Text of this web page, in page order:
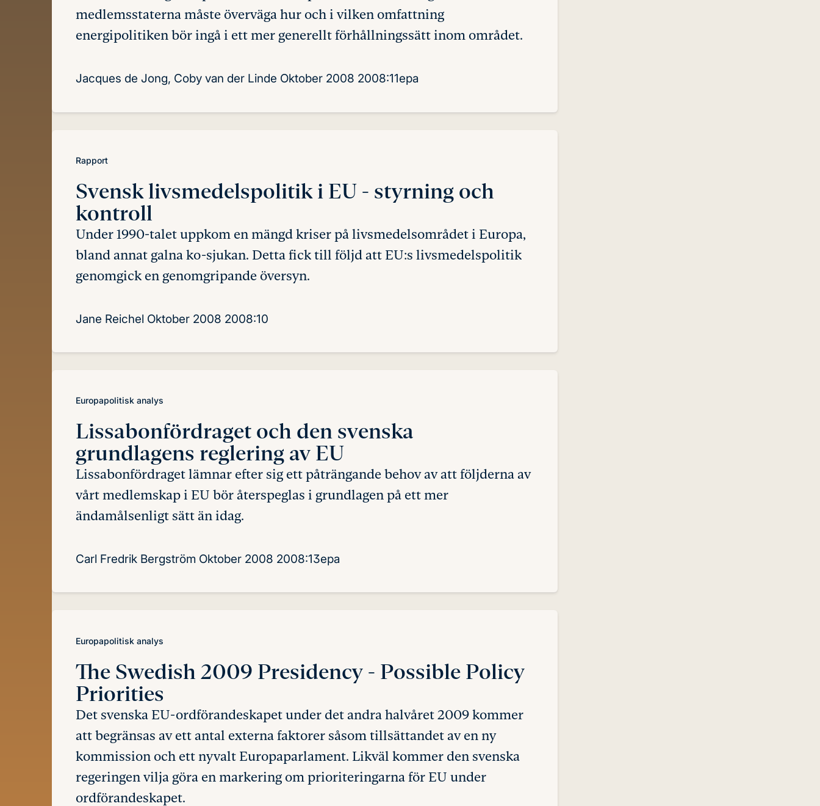
medlemsstaterna måste överväga hur och i vilken omfattning
energipolitiken bör ingå i ett mer generellt förhållningssätt inom området.
Jacques de Jong, Coby van der Linde Oktober 2008 2008:11epa
Rapport
Svensk livsmedelspolitik i EU - styrning och
kontroll
Under 1990-talet uppkom en mängd kriser på livsmedelsområdet i Europa,
bland annat galna ko-sjukan. Detta fick till följd att EU:s livsmedelspolitik
genomgick en genomgripande översyn.
Jane Reichel Oktober 2008 2008:10
Europapolitisk analys
Lissabonfördraget och den svenska
grundlagens reglering av EU
Lissabonfördraget lämnar efter sig ett påträngande behov av att följderna av
vårt medlemskap i EU bör återspeglas i grundlagen på ett mer
ändamålsenligt sätt än idag.
Carl Fredrik Bergström Oktober 2008 2008:13epa
Europapolitisk analys
The Swedish 2009 Presidency - Possible Policy
Priorities
Det svenska EU-ordförandeskapet under det andra halvåret 2009 kommer
att begränsas av ett antal externa faktorer såsom tillsättandet av en ny
kommission och ett nyvalt Europaparlament. Likväl kommer den svenska
regeringen vilja göra en markering om prioriteringarna för EU under
ordförandeskapet.